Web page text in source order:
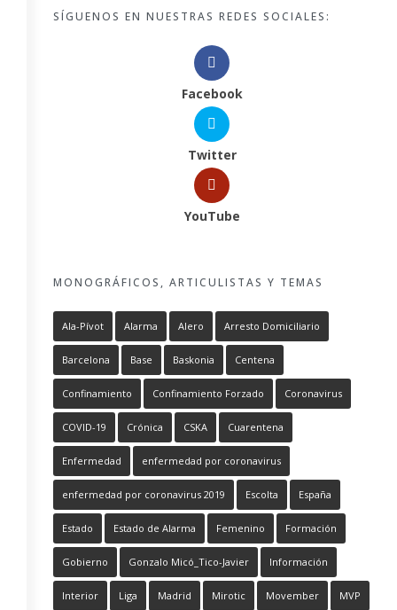
SÍGUENOS EN NUESTRAS REDES SOCIALES:
Facebook
Twitter
YouTube
MONOGRÁFICOS, ARTICULISTAS Y TEMAS
Ala-Pívot Alarma Alero Arresto Domiciliario
Barcelona Base Baskonia Centena
Confinamiento Confinamiento Forzado Coronavirus
COVID-19 Crónica CSKA Cuarentena
Enfermedad enfermedad por coronavirus
enfermedad por coronavirus 2019 Escolta España
Estado Estado de Alarma Femenino Formación
Gobierno Gonzalo Micó_Tico-Javier Información
Interior Liga Madrid Mirotic Movember MVP